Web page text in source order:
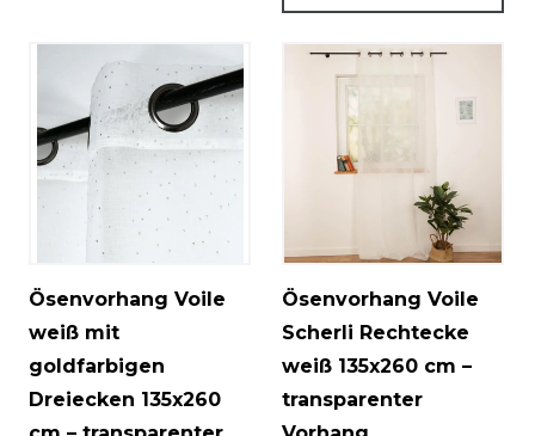
Ösenvorhang Voile
weiß mit
goldfarbigen
Dreiecken 135x260
Ösenvorhang Voile
Scherli Rechtecke
weiß 135x260 cm –
transparenter